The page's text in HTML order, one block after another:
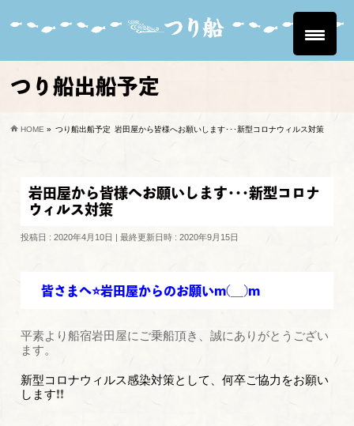
つり船出船予定
HOME » つり船出船予定 岩田屋から皆様へお願いします･･･新型コロナウィルス対策
岩田屋から皆様へお願いします･･･新型コロナ
ウィルス対策
投稿日 : 2020年4月10日 最終更新日時 : 2020年9月15日
皆さまへ⭐岩田屋からのお願いm(__)m
平素より船宿岩田屋にご乗船頂き、誠にありがとうござい
ます。
新型コロナウィルス感染対策として、何卒ご協力をお願い
します❗❗